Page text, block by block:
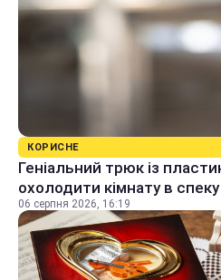
КОРИСНЕ
Геніальний трюк із
охолодити кімнату в
06 серпня 2026, 16:19